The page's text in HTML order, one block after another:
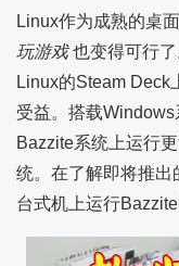
Linux作为成熟的桌
玩游戏也变得可行
Linux的Steam Deck
受益。搭载
Bazzite系统上运行
统。在了解即将推
台式机上运行